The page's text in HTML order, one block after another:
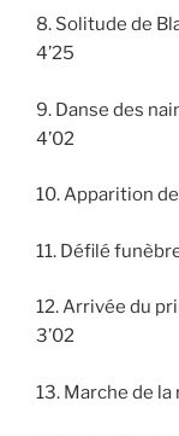
8. Solitude de
4’25
9. Danse des
4’02
10. Apparition
11. Défilé
12. Arrivée du
3’02
13. Marche de la